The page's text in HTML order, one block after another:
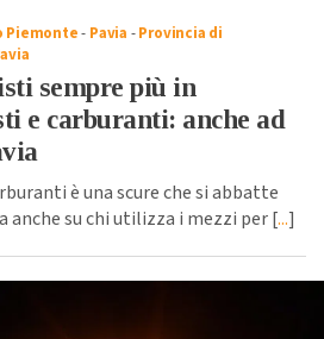
Piemonte- Pavia -Provincia di
sempre più in
e carburanti: anche ad
è una scure che si abbatte
anche su chi utilizza i mezzi per [...]